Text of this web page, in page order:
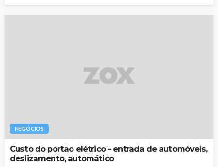
NEGÓCIOS
Custo do portão elétrico – entrada de automóveis,
deslizamento, automático